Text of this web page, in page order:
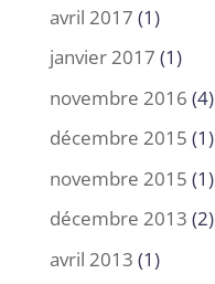
avril 2017 (1)
janvier 2017 (1)
novembre 2016 (4)
décembre 2015 (1)
novembre 2015 (1)
décembre 2013 (2)
avril 2013 (1)